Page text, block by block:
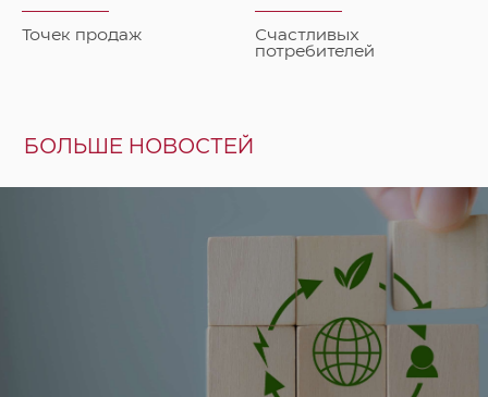
Точек продаж
Счастливых
потребителей
БОЛЬШЕ НОВОСТЕЙ
ЦИРКУЛЯРНАЯ ЭКОНОМИКА